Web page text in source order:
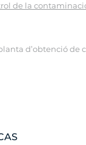
de la
d’obtenció de